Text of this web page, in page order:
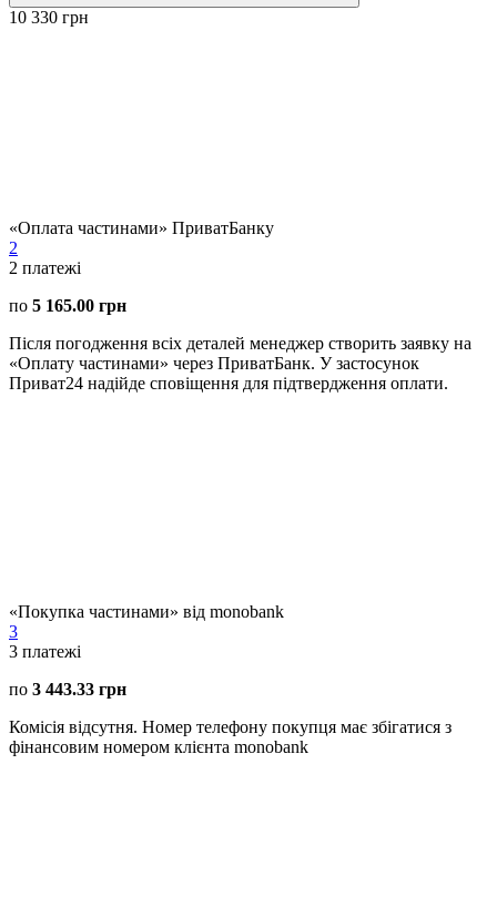
10 330 грн
«Оплата частинами» ПриватБанку
2
2 платежі
по 5 165.00 грн
Після погодження всіх деталей менеджер створить заявку на
«Оплату частинами» через ПриватБанк. У застосунок
Приват24 надійде сповіщення для підтвердження оплати.
«Покупка частинами» від monobank
3
3 платежі
по 3 443.33 грн
Комісія відсутня. Номер телефону покупця має збігатися з
фінансовим номером клієнта monobank